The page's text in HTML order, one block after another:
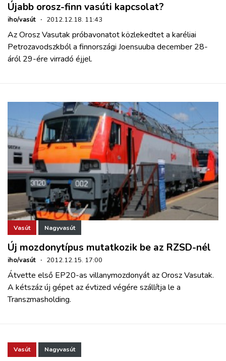
Újabb orosz-finn vasúti kapcsolat?
iho/vasút · 2012.12.18. 11:43
Az Orosz Vasutak próbavonatot közlekedtet a karéliai
Petrozavodszkból a finnországi Joensuuba december 28-
áról 29-ére virradó éjjel.
Vasút Nagyvasút
Új mozdonytípus mutatkozik be az RZSD-nél
iho/vasút · 2012.12.15. 17:00
Átvette első EP20-as villanymozdonyát az Orosz Vasutak.
A kétszáz új gépet az évtized végére szállítja le a
Transzmasholding.
Vasút Nagyvasút